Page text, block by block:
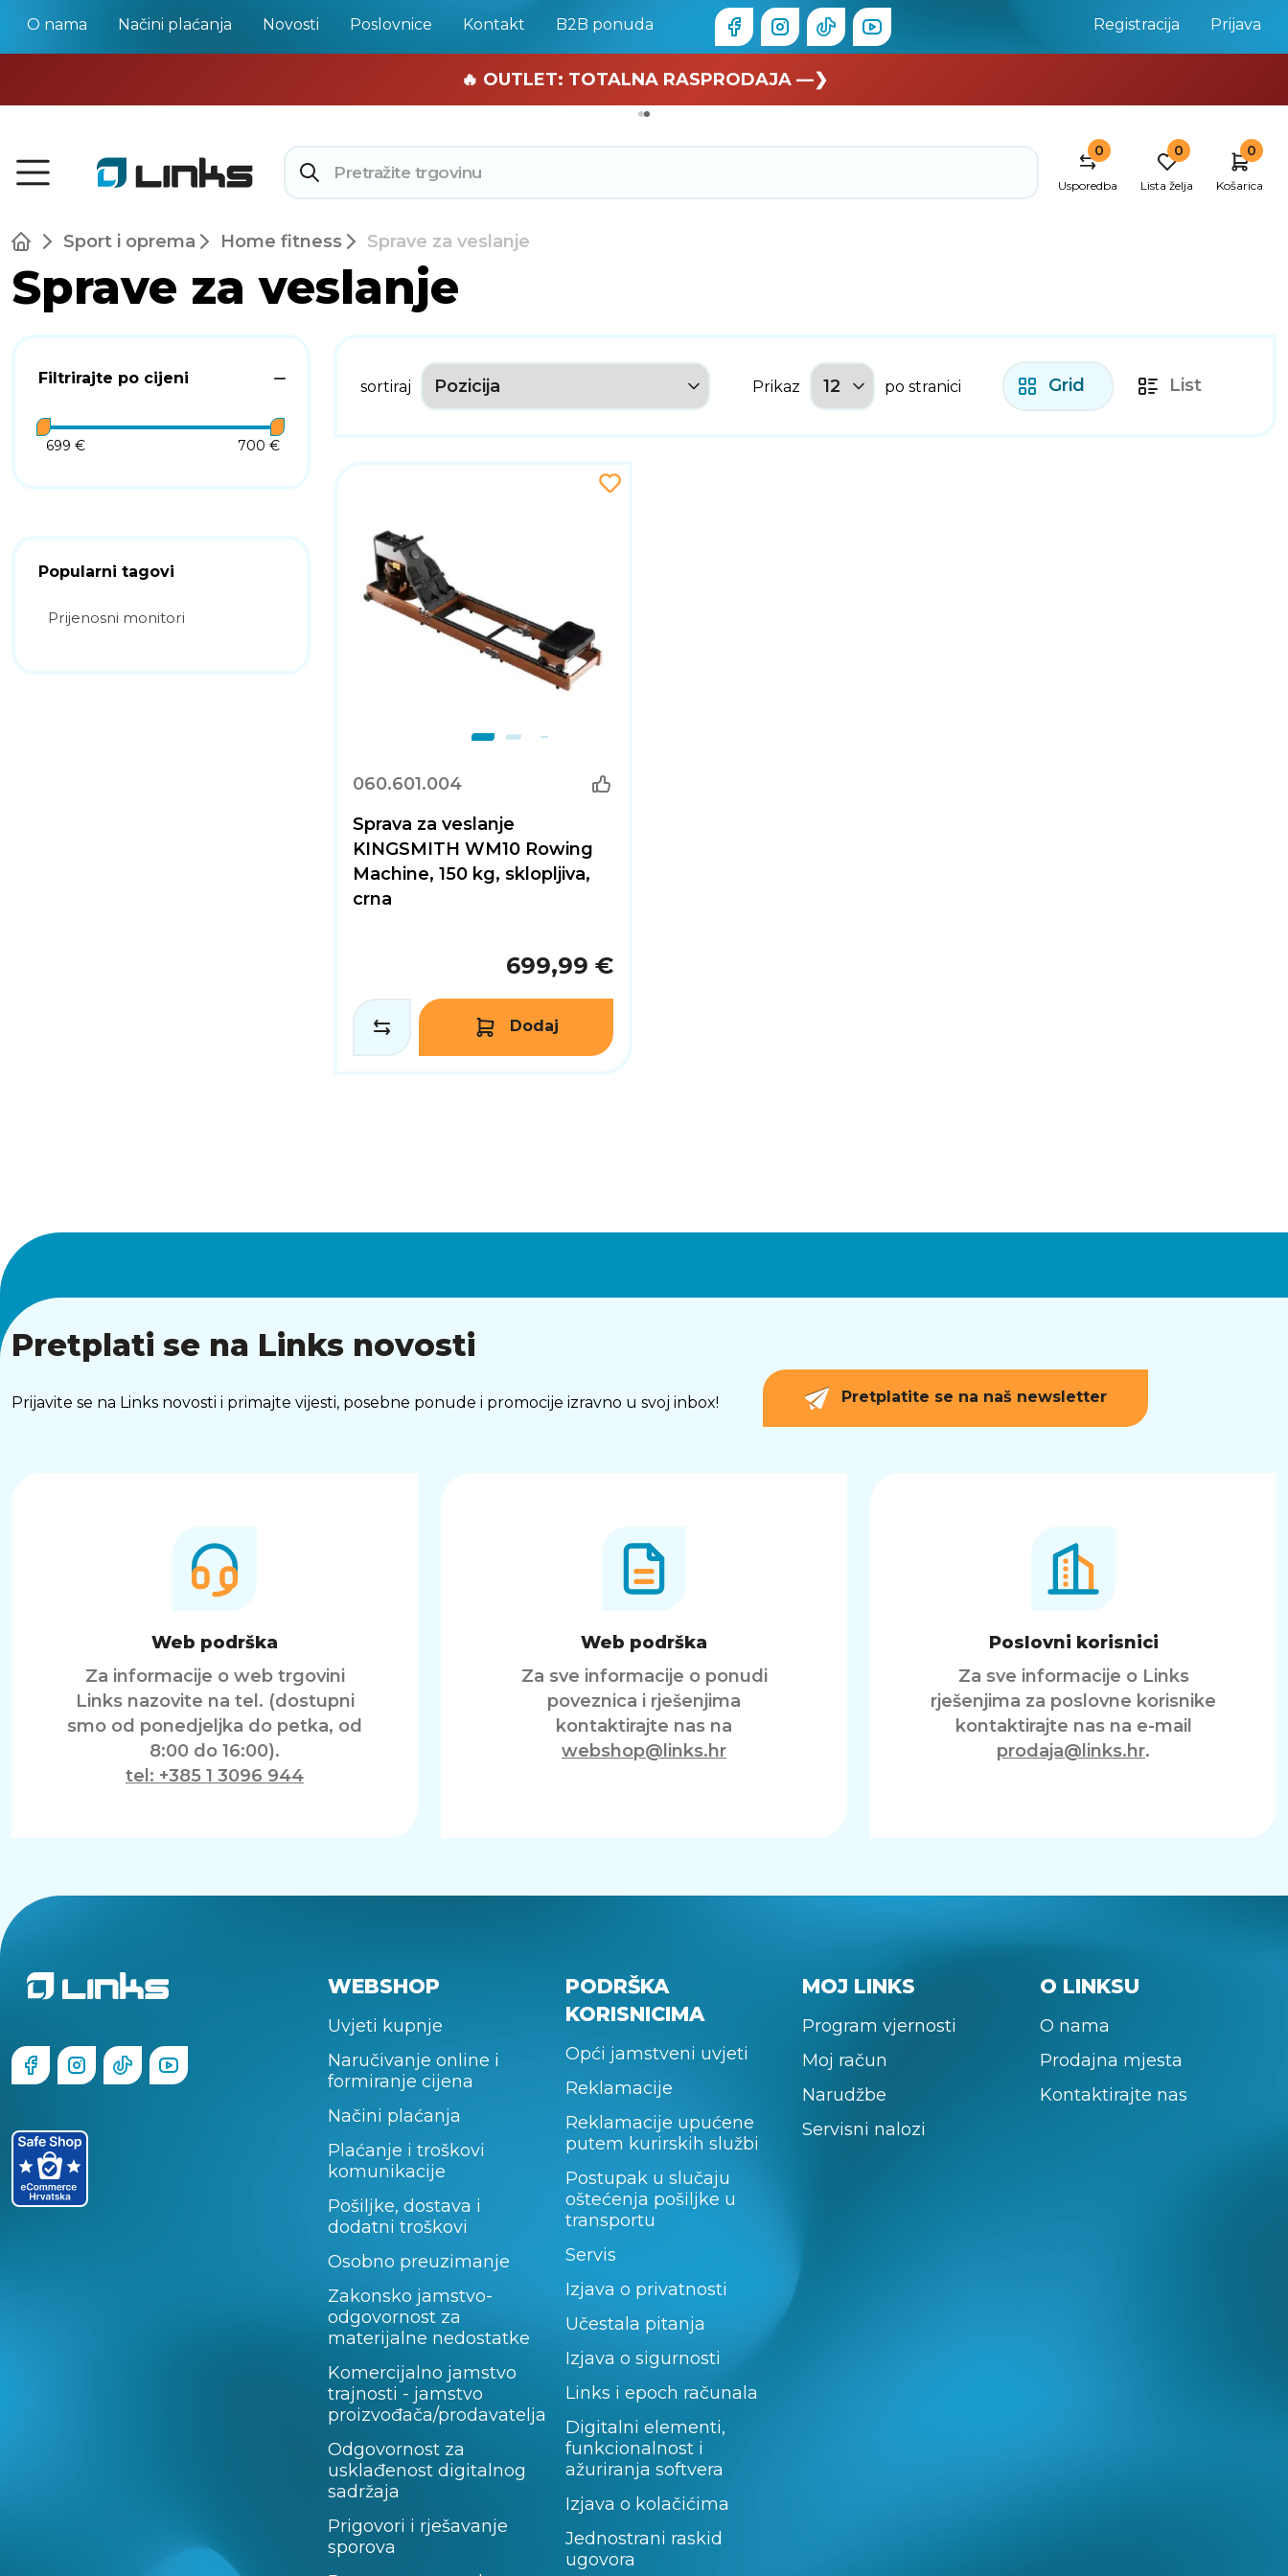
O nama Načini plaćanja Novosti Poslovnice Kontakt B2B ponuda Registracija Prijava
🏄 Zaslužuješ odmor —❯
🔥 OUTLET: TOTALNA RASPRODAJA —❯
0
Usporedba
0
Lista želja
0
Košarica
Sport i oprema Home fitness Sprave za veslanje
Sprave za veslanje
Filtrirajte po cijeni
699 € 700 €
Popularni tagovi
Prijenosni monitori
sortiraj Prikaz po stranici Grid List
060.601.004
Sprava za veslanje
KINGSMITH WM10 Rowing
Machine, 150 kg, sklopljiva,
crna
699,99 €
Dodaj
Pretplati se na Links novosti
Prijavite se na Links novosti i primajte vijesti, posebne ponude i promocije izravno u svoj inbox! Pretplatite se na naš newsletter
Web podrška
Za informacije o web trgovini
Links nazovite na tel. (dostupni
smo od ponedjeljka do petka, od
8:00 do 16:00).
tel: +385 1 3096 944
Web podrška
Za sve informacije o ponudi
poveznica i rješenjima
kontaktirajte nas na
webshop@links.hr
Poslovni korisnici
Za sve informacije o Links
rješenjima za poslovne korisnike
kontaktirajte nas na e-mail
prodaja@links.hr.
WEBSHOP
Uvjeti kupnje
Naručivanje online i
formiranje cijena
Načini plaćanja
Plaćanje i troškovi
komunikacije
Pošiljke, dostava i
dodatni troškovi
Osobno preuzimanje
Zakonsko jamstvo-
odgovornost za
materijalne nedostatke
Komercijalno jamstvo
trajnosti - jamstvo
proizvođača/prodavatelja
Odgovornost za
usklađenost digitalnog
sadržaja
Prigovori i rješavanje
sporova
PODRŠKA
KORISNICIMA
Opći jamstveni uvjeti
Reklamacije
Reklamacije upućene
putem kurirskih službi
Postupak u slučaju
oštećenja pošiljke u
transportu
Servis
Izjava o privatnosti
Učestala pitanja
Izjava o sigurnosti
Links i epoch računala
Digitalni elementi,
funkcionalnost i
ažuriranja softvera
Izjava o kolačićima
Jednostrani raskid
ugovora
MOJ LINKS
Program vjernosti
Moj račun
Narudžbe
Servisni nalozi
O LINKSU
O nama
Prodajna mjesta
Kontaktirajte nas